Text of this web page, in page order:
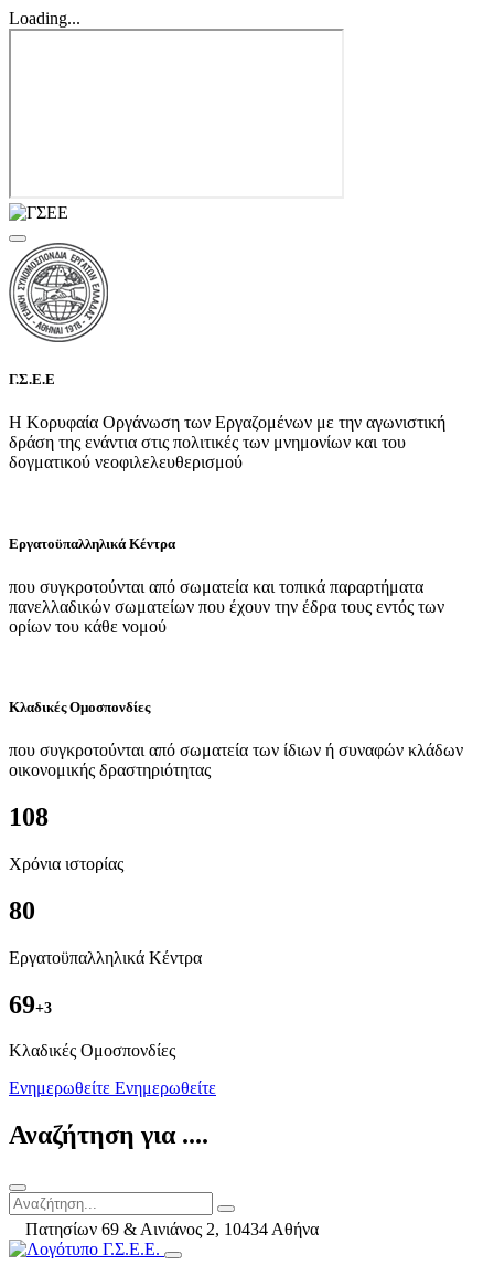
Loading...
Γ.Σ.Ε.Ε
Η Κορυφαία Οργάνωση των Εργαζομένων με την αγωνιστική
δράση της ενάντια στις πολιτικές των μνημονίων και του
δογματικού νεοφιλελευθερισμού
Εργατοϋπαλληλικά Κέντρα
που συγκροτούνται από σωματεία και τοπικά παραρτήματα
πανελλαδικών σωματείων που έχουν την έδρα τους εντός των
ορίων του κάθε νομού
Κλαδικές Ομοσπονδίες
που συγκροτούνται από σωματεία των ίδιων ή συναφών κλάδων
οικονομικής δραστηριότητας
108
Χρόνια ιστορίας
80
Εργατοϋπαλληλικά Κέντρα
69+3
Kλαδικές Ομοσπονδίες
Ενημερωθείτε Ενημερωθείτε
Αναζήτηση για ....
Πατησίων 69 & Αινιάνος 2, 10434 Αθήνα